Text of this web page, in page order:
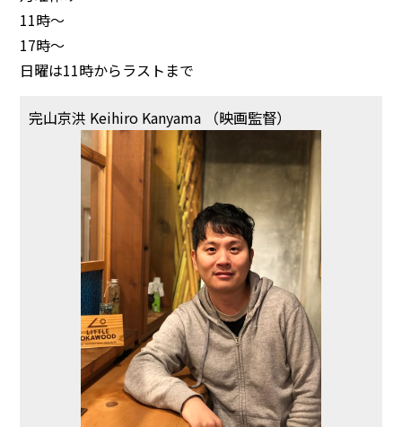
11時～
17時～
日曜は11時からラストまで
完山京洪 Keihiro Kanyama （映画監督）